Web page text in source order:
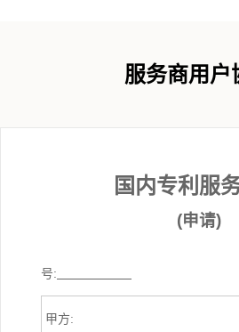
服务商用户
国内专利 服
(申请)
号:
甲方: